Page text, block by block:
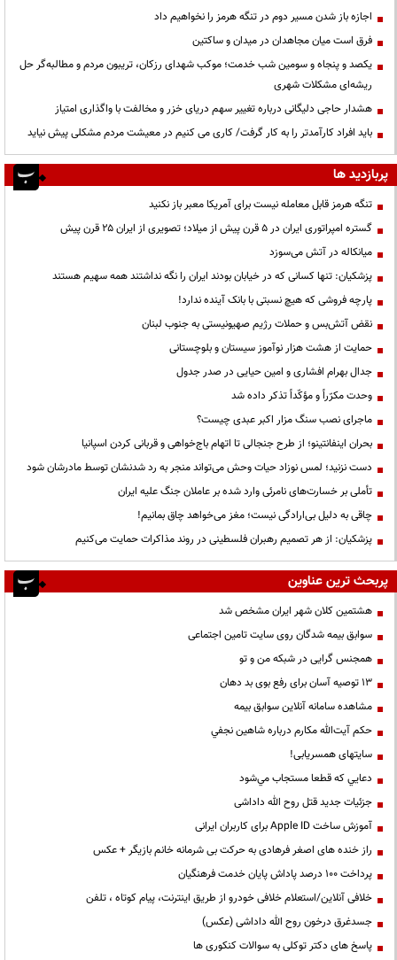
اجازه باز شدن مسیر دوم در تنگه هرمز را نخواهیم داد
فرق است میان مجاهدان در میدان و ساکتین
یکصد و پنجاه و سومین شب خدمت؛ موکب شهدای رزکان، تریبون مردم و مطالبه‌گر حل
ریشه‌ای مشکلات شهری
هشدار حاجی دلیگانی درباره تغییر سهم دریای خزر و مخالفت با واگذاری امتیاز
باید افراد کارآمدتر را به کار گرفت/ کاری می کنیم در معیشت مردم مشکلی پیش نیاید
پربازدید ها
تنگه هرمز قابل معامله نیست برای آمریکا معبر باز نکنید
گستره امپراتوری ایران در ۵ قرن پیش از میلاد؛ تصویری از ایران ۲۵ قرن پیش
میانکاله در آتش می‌سوزد
پزشکیان: تنها کسانی که در خیابان بودند ایران را نگه نداشتند همه سهیم هستند
پارچه فروشی که هیچ نسبتی با بانک آینده ندارد!
نقض آتش‌بس و حملات رژیم صهیونیستی به جنوب لبنان
حمایت از هشت هزار نوآموز سیستان و بلوچستانی
جدال بهرام افشاری و امین حیایی در صدر جدول
وحدت مکرّراً و مؤکّداً تذکر داده شد
ماجرای نصب سنگ مزار اکبر عبدی چیست؟
بحران اینفانتینو؛ از طرح جنجالی تا اتهام باج‌خواهی و قربانی کردن اسپانیا
دست نزنید؛ لمس نوزاد حیات وحش می‌تواند منجر به رد شدنشان توسط مادرشان شود
تأملی بر خسارت‌های نامرئی وارد شده بر عاملان جنگ علیه ایران
چاقی به دلیل بی‌ارادگی نیست؛ مغز می‌خواهد چاق بمانیم!
پزشکیان: از هر تصمیم رهبران فلسطینی در روند مذاکرات حمایت می‌کنیم
پربحث ترین عناوین
هشتمین کلان شهر ایران مشخص شد
سوابق بیمه شدگان روی سایت تامین اجتماعی
همجنس گرایی در شبکه من و تو
13 توصیه آسان برای رفع بوی بد دهان
مشاهده سامانه آنلاين سوابق بیمه
حكم آيت‌الله مكارم درباره شاهين نجفي
سایتهای همسریابی!
دعايي كه قطعا مستجاب مي‌شود
جزئیات جدید قتل روح الله داداشی
آموزش ساخت Apple ID برای کاربران ایرانی
راز خنده های اصغر فرهادی به حرکت بی شرمانه خانم بازیگر + عکس
پرداخت ۱۰۰ درصد پاداش پایان خدمت فرهنگیان
خلافی آنلاین/استعلام خلافی خودرو از طریق اینترنت، پیام کوتاه ، تلفن
جسدغرق درخون روح الله داداشی (عکس)
پاسخ های دکتر توکلی به سوالات کنکوری ها